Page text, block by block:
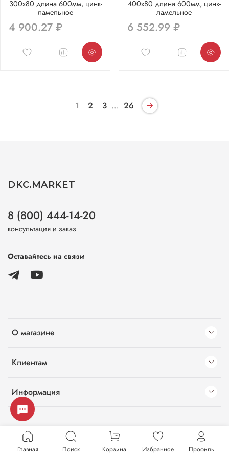
300х80 длина 600мм, цинк-
ламельное
4 900.27 ₽
400х80 длина 600мм, цинк-
ламельное
6 552.99 ₽
1 2 3 … 26
О магазине
Клиентам
Информация
DKC.MARKET
8 (800) 444-14-20
консультация и заказ
Оставайтесь на связи
Главная Поиск Корзина Избранное Профиль